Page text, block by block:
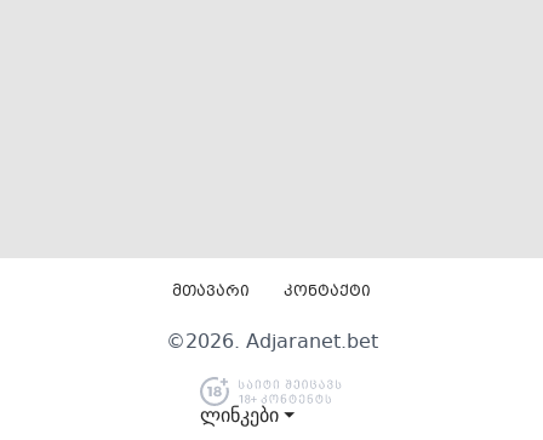
მთავარი კონტაქტი
ლინკები ⏷
©2026. Adjaranet.bet